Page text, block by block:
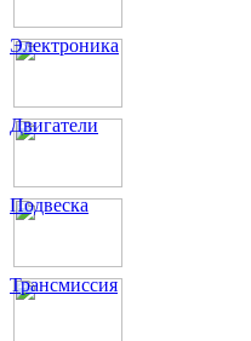
Электроника
Двигатели
Подвеска
Трансмиссия